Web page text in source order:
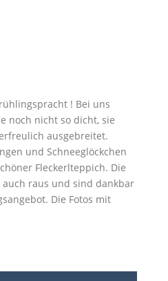
! Bei uns
noch nicht so dicht, sie
ausgebreitet.
und Schneeglöckchen
Fleckerlteppich. Die
raus und sind dankbar
Die Fotos mit